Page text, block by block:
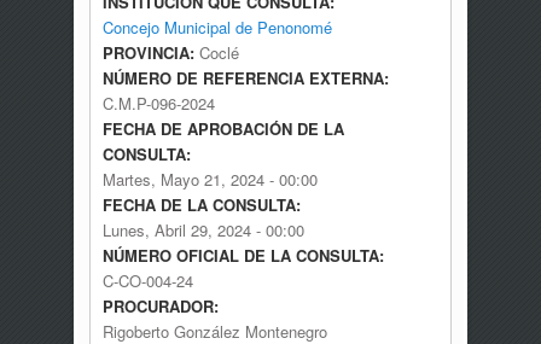
Concejo Municipal de Penonomé
PROVINCIA: Coclé
NÚMERO DE REFERENCIA EXTERNA:
C.M.P-096-2024
FECHA DE APROBACIÓN DE LA
CONSULTA:
Martes, Mayo 21, 2024 - 00:00
FECHA DE LA CONSULTA:
Lunes, Abril 29, 2024 - 00:00
NÚMERO OFICIAL DE LA CONSULTA:
C-CO-004-24
PROCURADOR:
Rigoberto González Montenegro